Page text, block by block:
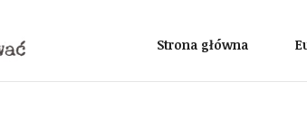
Strona główna